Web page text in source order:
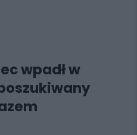
wpadł w